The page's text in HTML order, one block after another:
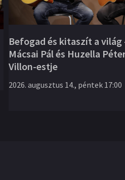
Befogad és kitaszít a világ
Mácsai Pál és Huzella
Villon-estje
2026. augusztus 14., péntek 17:00